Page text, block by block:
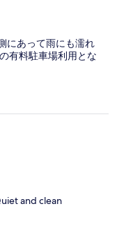
にあって雨にも濡れ
有料駐車場利用とな
and clean